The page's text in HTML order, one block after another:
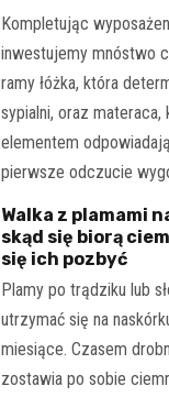
Kompletując
inwestujemy mnóstwo
ramy łóżka, która
sypialni, oraz
elementem
pierwsze odczucie
Walka z plamami
skąd się biorą
się ich pozbyć
Plamy po trądziku lub
utrzymać się na
miesiące. Czasem
zostawia po sobie